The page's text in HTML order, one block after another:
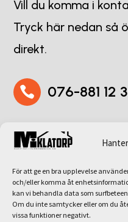
För att ge en bra upplevelse
och/eller komma åt
kan vi behandla data som
Om du inte samtycker eller om du
vissa funktioner negativt.
Vill du komma i
Tryck här nedan så
direkt.
 076-881 12

Adress